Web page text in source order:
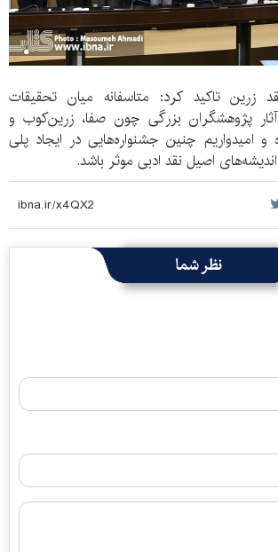
زرین تاکید کرد: متاسفانه میان تحقیقات
پژوهشگران بزرگی چون صفا، زرین‌کوب و
و امیدواریم چنین جشنواره‌‌هایی در ایجاد پلی
اصیل نقد ادبی موثر باشد.
نظر شما